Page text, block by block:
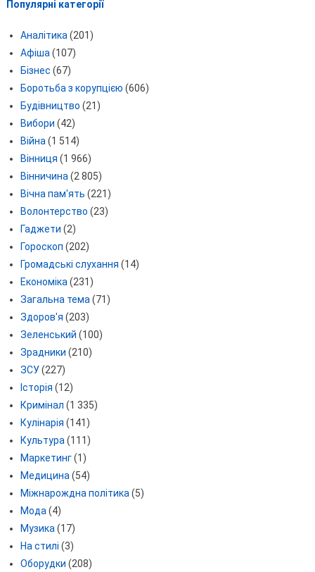
Популярні категорії
Аналітика (201)
Афіша (107)
Бізнес (67)
Боротьба з корупцією (606)
Будівництво (21)
Вибори (42)
Війна (1 514)
Вінниця (1 966)
Вінничина (2 805)
Вічна пам'ять (221)
Волонтерство (23)
Гаджети (2)
Гороскоп (202)
Громадські слухання (14)
Економіка (231)
Загальна тема (71)
Здоров'я (203)
Зеленський (100)
Зрадники (210)
ЗСУ(227)
Історія (12)
Кримінал (1 335)
Кулінарія (141)
Культура (111)
Маркетинг(1)
Медицина (54)
Міжнарождна політика (5)
Мода (4)
Музика (17)
На стилі (3)
Оборудки (208)